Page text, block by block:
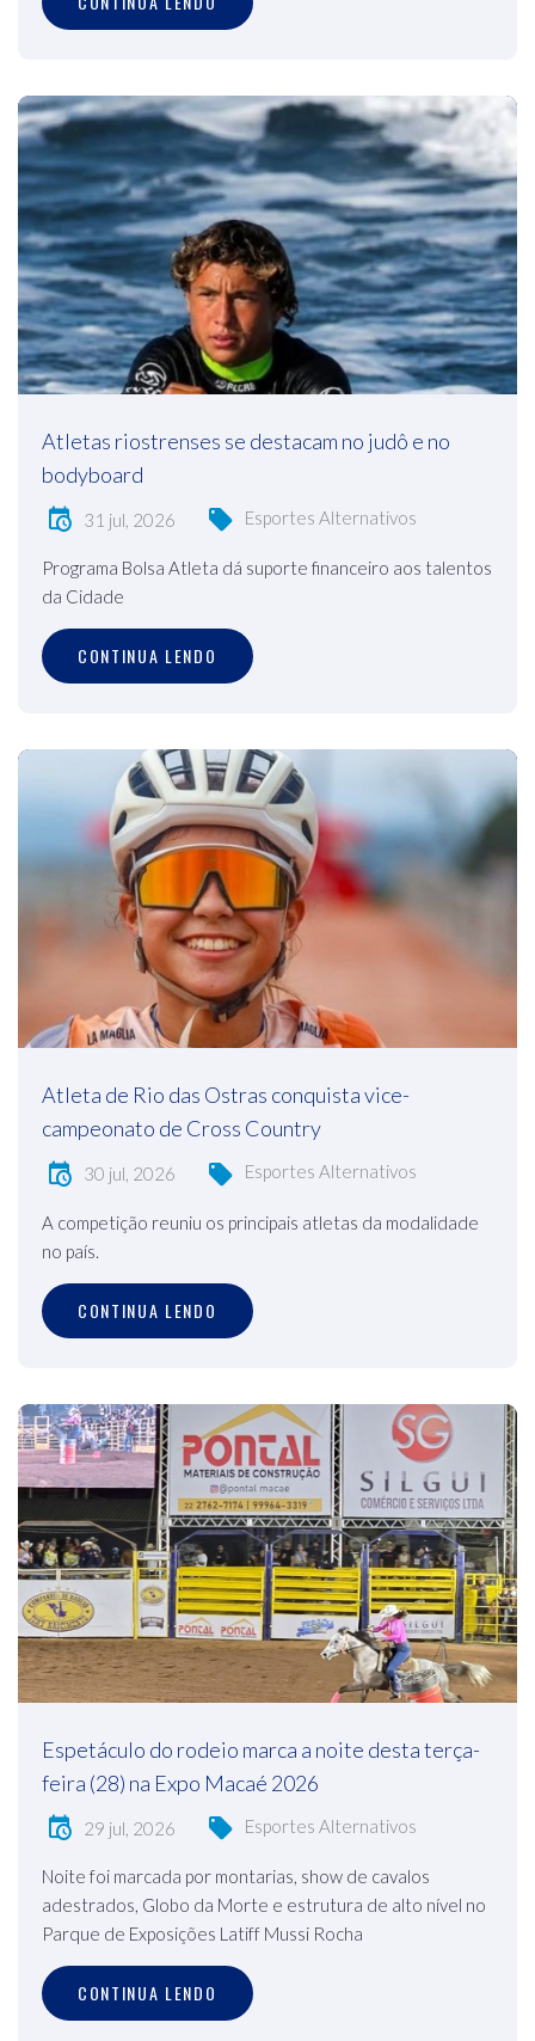
Atletas riostrenses se destacam no judô e no
bodyboard
31 jul, 2026 Esportes Alternativos
Programa Bolsa Atleta dá suporte financeiro aos talentos
da Cidade
CONTINUA LENDO
Atleta de Rio das Ostras conquista vice-
campeonato de Cross Country
30 jul, 2026 Esportes Alternativos
A competição reuniu os principais atletas da modalidade
no país.
CONTINUA LENDO
Espetáculo do rodeio marca a noite desta terça-
feira (28) na Expo Macaé 2026
29 jul, 2026 Esportes Alternativos
Noite foi marcada por montarias, show de cavalos
adestrados, Globo da Morte e estrutura de alto nível no
Parque de Exposições Latiff Mussi Rocha
CONTINUA LENDO